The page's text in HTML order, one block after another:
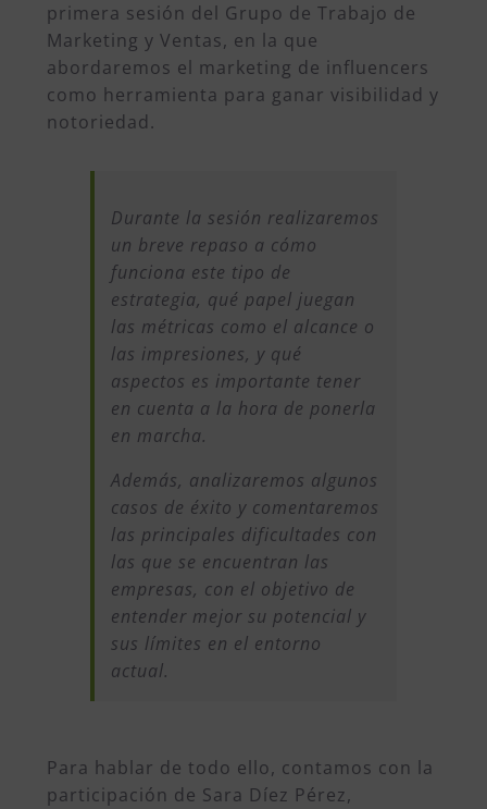
primera sesión del Grupo de Trabajo de
Marketing y Ventas, en la que
abordaremos el marketing de influencers
como herramienta para ganar visibilidad y
notoriedad.
Durante la sesión realizaremos
un breve repaso a cómo
funciona este tipo de
estrategia, qué papel juegan
las métricas como el alcance o
las impresiones, y qué
aspectos es importante tener
en cuenta a la hora de ponerla
en marcha.
Además, analizaremos algunos
casos de éxito y comentaremos
las principales dificultades con
las que se encuentran las
empresas, con el objetivo de
entender mejor su potencial y
sus límites en el entorno
actual.
Para hablar de todo ello, contamos con la
participación de Sara Díez Pérez,